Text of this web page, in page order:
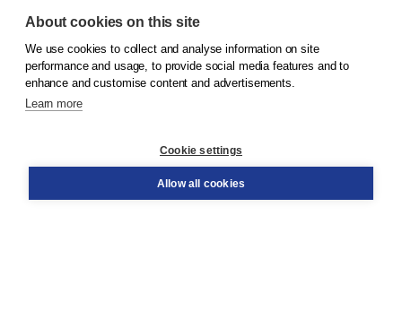
© 2026Koninklijke Boom uitgevers
Order
About cookies on this site
We use cookies to collect and analyse information on site
performance and usage, to provide social media features and to
enhance and customise content and advertisements.
Learn more
Cookie settings
Allow all cookies